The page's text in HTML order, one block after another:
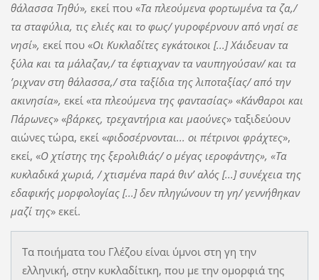
θάλασσα Τηθύ», εκεί που «Τα πλεούμενα φορτωμένα τα ζα,/
τα σταφύλια, τις ελιές και το φως/ γυροφέρνουν από νησί σε
νησί», εκεί που «Οι Κυκλαδίτες εγκάτοικοι [...] Χάιδευαν τα
ξύλα και τα μάλαζαν,/ τα έφτιαχναν τα ναυπηγούσαν/ και τα
’ριχναν στη θάλασσα,/ στα ταξίδια της λιποταξίας/ από την
ακινησία», εκεί «τα πλεούμενα της φαντασίας» «Κάνθαροι και
Πάρωνες» «βάρκες, τρεχαντήρια και μαούνες» ταξιδεύουν
αιώνες τώρα, εκεί «φιδοσέρνονται... οι πέτρινοι φράχτες»,
εκεί, «Ο χτίστης της ξερολιθιάς/ ο μέγας ιεροφάντης», «Τα
κυκλαδικά χωριά, / χτισμένα παρά θιν’ αλός [...] συνέχεια της
εδαφικής μορφολογίας [...] δεν πληγώνουν τη γη/ γεννήθηκαν
μαζί της» εκεί.
Τα ποιήματα του Γλέζου είναι ύμνοι στη γη την
ελληνική, στην κυκλαδίτικη, που με την ομορφιά της